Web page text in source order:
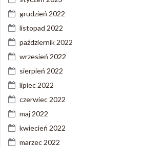
grudzień 2022
listopad 2022
październik 2022
wrzesień 2022
sierpień 2022
lipiec 2022
czerwiec 2022
maj 2022
kwiecień 2022
marzec 2022